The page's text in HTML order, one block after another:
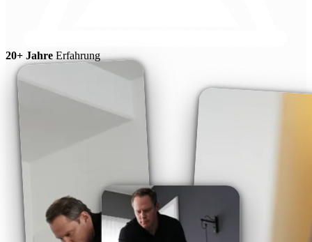
20+ Jahre Erfahrung